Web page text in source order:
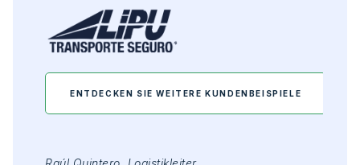
ENTDECKEN SIE WEITERE KUNDENBEISPIELE